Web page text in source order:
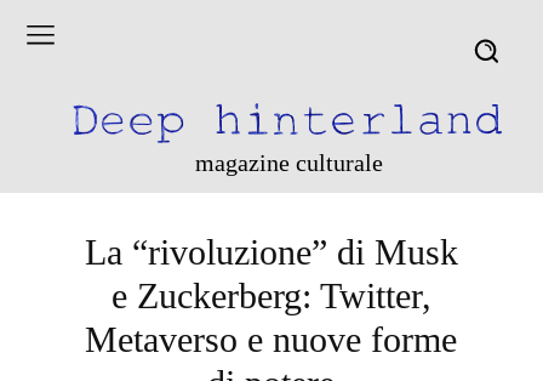
magazine culturale
La “rivoluzione” di Musk
e Zuckerberg: Twitter,
Metaverso e nuove forme